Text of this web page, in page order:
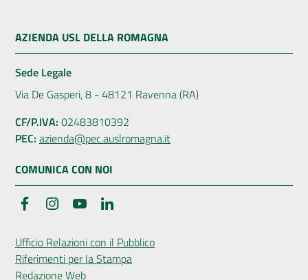
AZIENDA USL DELLA ROMAGNA
Sede Legale
Via De Gasperi, 8 - 48121 Ravenna (RA)
CF/P.IVA: 02483810392
PEC: azienda@pec.auslromagna.it
COMUNICA CON NOI
FacebookInstagramYouTube
Ufficio Relazioni con il Pubblico
Riferimenti per la Stampa
Redazione Web